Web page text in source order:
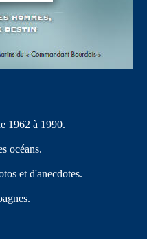
1962 à 1990.
océans.
et d'anecdotes.